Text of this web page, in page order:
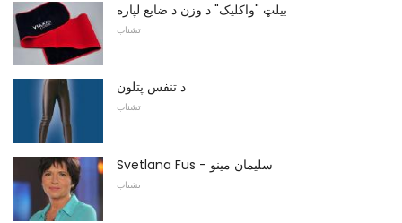
بیلټ "واکلیک" د وزن د ضایع لپاره
تشناب
د تنفس پتلون
تشناب
Svetlana Fus - سلیمان مینو
تشناب